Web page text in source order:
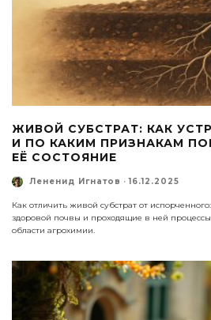
ЖИВОЙ СУБСТРАТ: КАК
И ПО КАКИМ ПРИЗНАКАМ
ЕЁ СОСТОЯНИЕ
Лененид Игнатов · 16.12.2025
Как отличить живой субстрат от
здоровой почвы и проходящие в ней
области агрохимии.